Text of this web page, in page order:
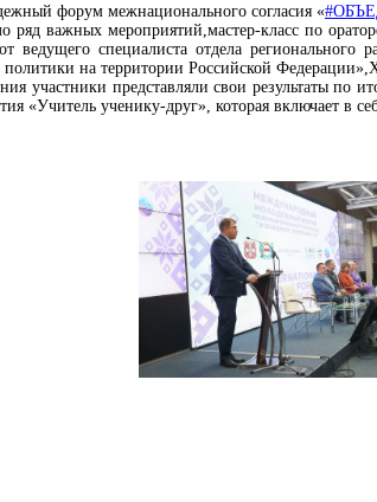
форум межнационального согласия «
ряд важных мероприятий,мастер-класс по
ведущего специалиста отдела
на территории Российской
участники представляли свои результаты
«Учитель ученику-друг», которая включает